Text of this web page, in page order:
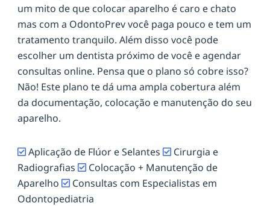
um mito de que colocar aparelho é caro e chato
mas com a OdontoPrev você paga pouco e tem um
tratamento tranquilo. Além disso você pode
escolher um dentista próximo de você e agendar
consultas online. Pensa que o plano só cobre isso?
Não! Este plano te dá uma ampla cobertura além
da documentação, colocação e manutenção do seu
aparelho.
Aplicação de Flúor e Selantes
Cirurgia e
Radiografias
Colocação + Manutenção de
Aparelho
Consultas com Especialistas em
Odontopediatria